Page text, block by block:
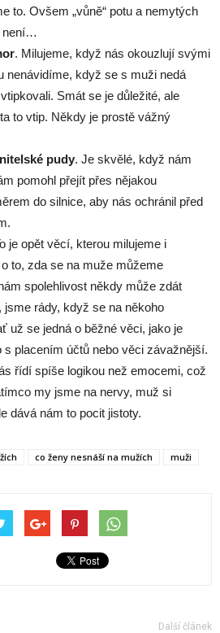
to. Ovšem „vůně“ potu a nemytých
není…
. Milujeme, když nás okouzlují svými
nenávidíme, když se s muži nedá
Smát se je důležité, ale
to vtip. Někdy je prostě vážný
pudy. Je skvělé, když nám
pomohl přejít přes nějakou
do silnice, aby nás ochránil před
je opět věcí, kterou milujeme i
to, zda se na muže můžeme
spolehlivost někdy může zdát
jsme rády, když se na někoho
už se jedná o běžné věci, jako je
s placením účtů nebo věci závažnější.
řídí spíše logikou než emocemi, což
my jsme na nervy, muž si
dává nám to pocit jistoty.
co ženy nesnáší na mužích muži
Další článek